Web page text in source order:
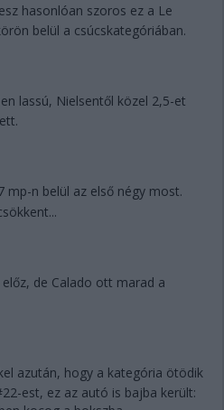
hasonlóan szoros ez a Le
belül a csúcskategóriában.
lassú, Nielsentől közel 2,5-et
mp-n belül az első négy most.
de Calado ott marad a
azután, hogy a kategória ötödik
est, ez az autó is bajba került: